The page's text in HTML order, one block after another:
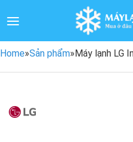
qua
dung
Home»Sản phẩm»Máy lạnh LG